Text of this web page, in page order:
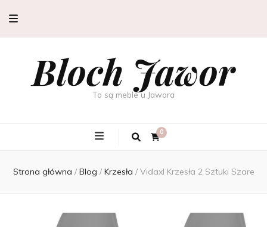
Bloch Jawor
To są meble u Jawora
0
Strona główna / Blog / Krzesła / Vidaxl Krzesła 2 Sztuki Szare